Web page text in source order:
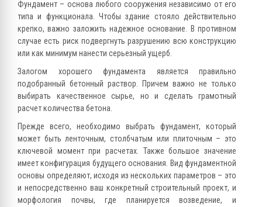
Фундамент – основа любого сооружения независимо от его
типа и функционала. Чтобы здание стояло действительно
крепко, важно заложить надежное основание. В противном
случае есть риск подвергнуть разрушению всю конструкцию
или как минимум нанести серьезный ущерб.
Залогом хорошего фундамента является правильно
подобранный бетонный раствор. Причем важно не только
выбирать качественное сырье, но и сделать грамотный
расчет количества бетона.
Прежде всего, необходимо выбрать фундамент, который
может быть ленточным, столбчатым или плиточным – это
ключевой момент при расчетах. Также большое значение
имеет конфигурация будущего основания. Вид фундаментной
основы определяют, исходя из нескольких параметров – это
и непосредственно ваш конкретный строительный проект, и
морфология почвы, где планируется возведение, и